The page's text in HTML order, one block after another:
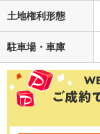
土地権利形態
駐車場・車庫